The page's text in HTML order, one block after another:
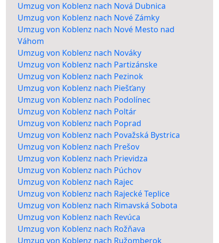
Umzug von Koblenz nach Nová Dubnica
Umzug von Koblenz nach Nové Zámky
Umzug von Koblenz nach Nové Mesto nad
Váhom
Umzug von Koblenz nach Nováky
Umzug von Koblenz nach Partizánske
Umzug von Koblenz nach Pezinok
Umzug von Koblenz nach Piešťany
Umzug von Koblenz nach Podolínec
Umzug von Koblenz nach Poltár
Umzug von Koblenz nach Poprad
Umzug von Koblenz nach Považská Bystrica
Umzug von Koblenz nach Prešov
Umzug von Koblenz nach Prievidza
Umzug von Koblenz nach Púchov
Umzug von Koblenz nach Rajec
Umzug von Koblenz nach Rajecké Teplice
Umzug von Koblenz nach Rimavská Sobota
Umzug von Koblenz nach Revúca
Umzug von Koblenz nach Rožňava
Umzug von Koblenz nach Ružomberok